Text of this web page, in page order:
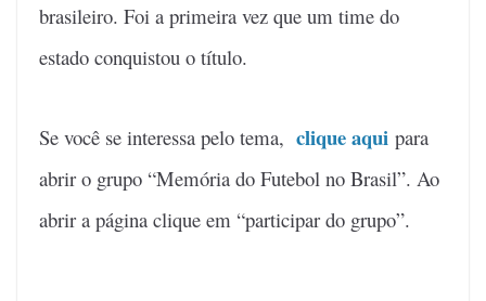
brasileiro. Foi a primeira vez que um time do
estado conquistou o título.
Se você se interessa pelo tema, clique aqui para
abrir o grupo “Memória do Futebol no Brasil”. Ao
abrir a página clique em “participar do grupo”.